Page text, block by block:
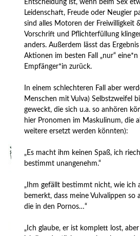
Entscheidung ist, wenn beim Sex
Leidenschaft, Freude oder Neugier
sind alles Motoren der Freiwilligkeit
Vorschrift und Pflichterfüllung
anders. Außerdem lässt das
Aktionen im besten Fall „nur“
Empfänger*in zurück.
In einem schlechteren Fall aber
Menschen mit Vulva) Selbstzweifel
geweckt, die sich u.a. so anhören
hier Pronomen im Maskulinum, die
weitere ersetzt werden könnten):
„Es macht ihm keinen Spaß, ich
bestimmt unangenehm.“
„Ihm gefällt bestimmt nicht, wie ich
bemerkt, dass meine Vulvalippen so
die in den Pornos…“
„Ich glaube, er ist komplett lost,